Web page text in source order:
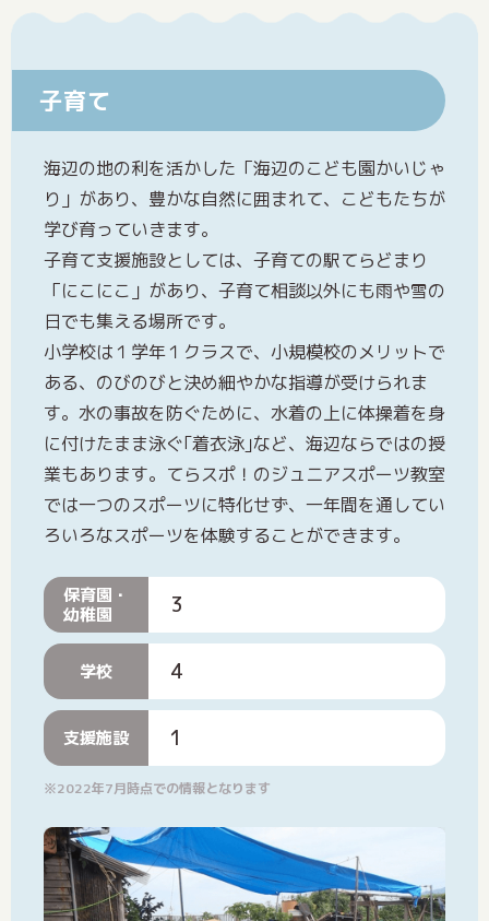
子育て
海辺の地の利を活かした「海辺のこども園かいじゃ
り」があり、豊かな自然に囲まれて、こどもたちが
学び育っていきます。
子育て支援施設としては、子育ての駅てらどまり
「にこにこ」があり、子育て相談以外にも雨や雪の
日でも集える場所です。
小学校は１学年１クラスで、小規模校のメリットで
ある、のびのびと決め細やかな指導が受けられま
す。水の事故を防ぐために、水着の上に体操着を身
に付けたまま泳ぐ｢着衣泳｣など、海辺ならではの授
業もあります。てらスポ！のジュニアスポーツ教室
では一つのスポーツに特化せず、一年間を通してい
ろいろなスポーツを体験することができます。
保育園・
幼稚園
3
学校 4
支援施設 1
※2022年7月時点での情報となります